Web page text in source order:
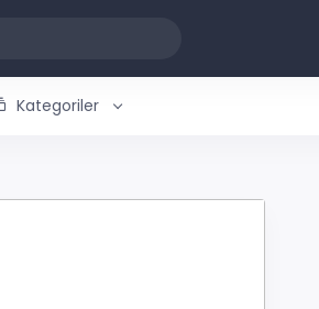
Kategoriler